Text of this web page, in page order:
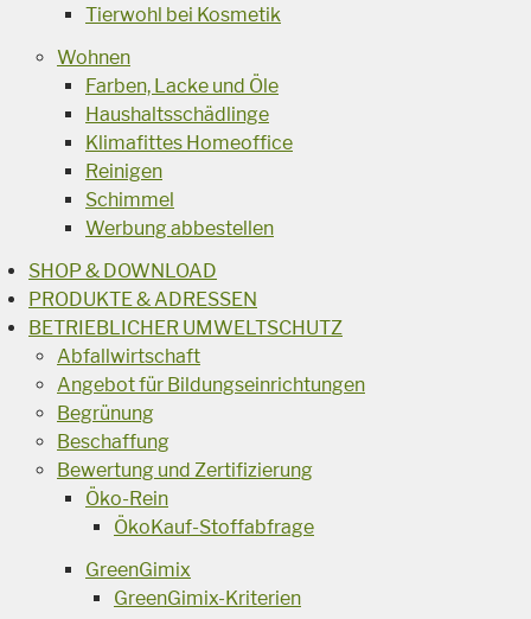
Tierwohl bei Kosmetik
Wohnen
Farben, Lacke und Öle
Haushaltsschädlinge
Klimafittes Homeoffice
Reinigen
Schimmel
Werbung abbestellen
SHOP & DOWNLOAD
PRODUKTE & ADRESSEN
BETRIEBLICHER UMWELTSCHUTZ
Abfallwirtschaft
Angebot für Bildungseinrichtungen
Begrünung
Beschaffung
Bewertung und Zertifizierung
Öko-Rein
ÖkoKauf-Stoffabfrage
GreenGimix
GreenGimix-Kriterien